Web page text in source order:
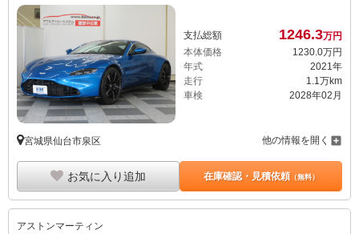
支払総額 1246.3万円
本体価格
1230. 0万円
年式
2021年
走行
1.1万km
車検
2028年02月
宮城県仙台市泉区 他の情報を開く
お気に入り追加 在庫確認・見積依頼（無料）
アストンマーティン